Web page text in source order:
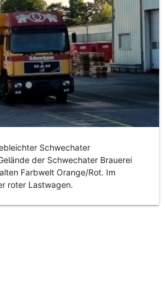
Schwechater
der Schwechater Brauerei
Farbwelt Orange/Rot. Im
roter Lastwagen.